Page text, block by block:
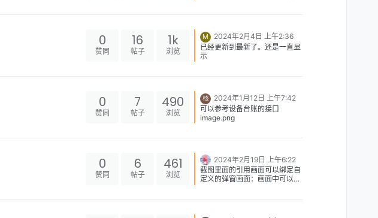
0
赞同
16
帖子
1k
浏览
M
2024年2月4日 上午2:36
已经更新到最新了。还是一直显
示
0
赞同
7
帖子
490
浏览
核
2024年1月12日 上午7:42
可以参考设备台账的接口
image.png
0
赞同
6
帖子
461
浏览
2024年2月19日 上午6:22
截图里面的引用画面可以绑定自
定义的弹窗画面：画面中可以添
绑定该画面 前台点击设备图标